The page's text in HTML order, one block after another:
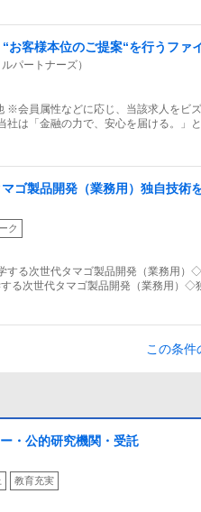
お客様本位のご提案“を行うファ
ト可／転勤無し
パートナーズ）
※会員属性などに応じ、当該求人をビ
は「金融の力で、安心を届ける。」
ゴ製品開発（業務用）独自技術
ク
する次世代タマゴ製品開発（業務用）
る次世代タマゴ製品開発（業務用）◇
この条件
・公的研究機関・受託
教育充実